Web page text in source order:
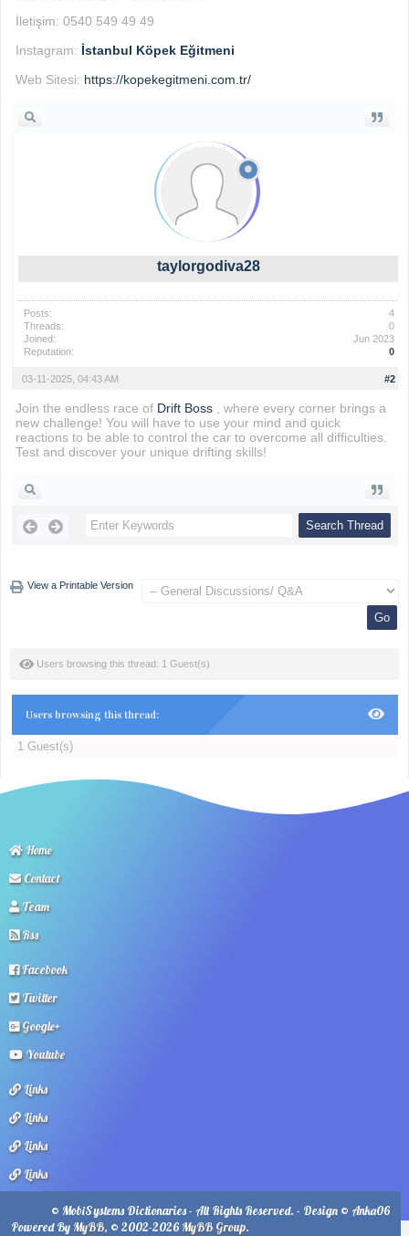
İletişim: 0540 549 49 49
Instagram: İstanbul Köpek Eğitmeni
Web Sitesi: https://kopekegitmeni.com.tr/
taylorgodiva28
Posts:
4
Threads:
0
Joined:
Jun 2023
Reputation:
0
#2
03-11-2025, 04:43 AM
Join the endless race of Drift Boss, where every corner brings a
new challenge! You will have to use your mind and quick
reactions to be able to control the car to overcome all difficulties.
Test and discover your unique drifting skills!
View a Printable Version
Users browsing this thread: 1 Guest(s)
Users browsing this thread:
1 Guest(s)
Home
Contact
Team
Rss
Facebook
Twitter
Google+
Youtube
Links
Links
Links
Links
© MobiSystems Dictionaries - All Rights Reserved. - Design © Anka06
Powered By MyBB, © 2002-2026 MyBB Group.